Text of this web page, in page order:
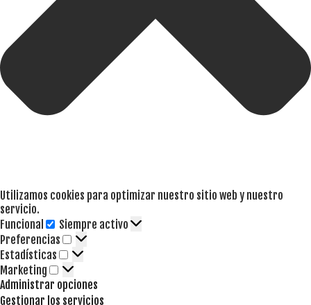
Utilizamos cookies para optimizar nuestro sitio web y nuestro
servicio.
Funcional
Funcional
Siempre activo
Preferencias
Preferencias
Estadísticas Estadísticas
Marketing Marketing
Administrar opciones
Gestionar los servicios